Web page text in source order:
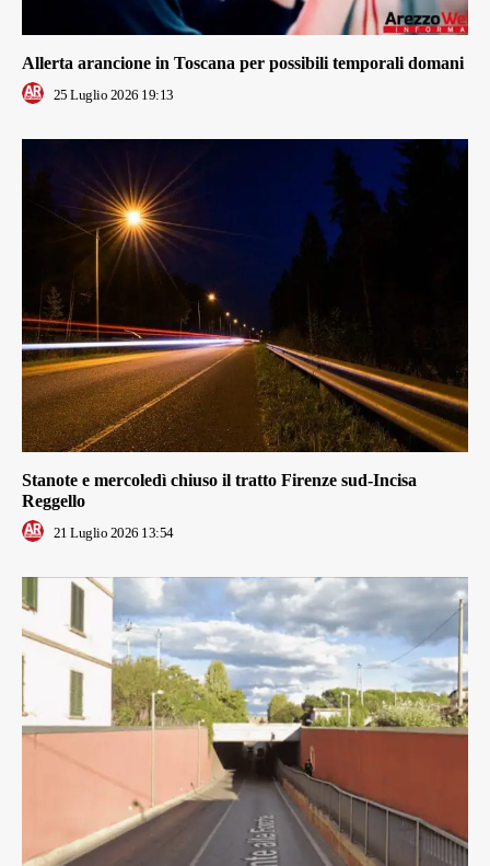
Allerta arancione in Toscana per possibili temporali domani
25 Luglio 2026 19:13
Stanote e mercoledì chiuso il tratto Firenze sud-Incisa
Reggello
21 Luglio 2026 13:54